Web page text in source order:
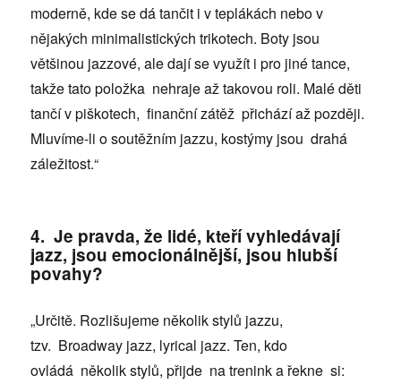
moderně, kde se dá tančit i v teplákách nebo v
nějakých minimalistických trikotech. Boty jsou
většinou jazzové, ale dají se využít i pro jiné tance,
takže tato položka nehraje až takovou roli. Malé děti
tančí v piškotech, finanční zátěž přichází až později.
Mluvíme-li o soutěžním jazzu, kostýmy jsou drahá
záležitost.“
4. Je pravda, že lidé, kteří vyhledávají
jazz, jsou emocionálnější, jsou hlubší
povahy?
„Určitě. Rozlišujeme několik stylů jazzu,
tzv. Broadway jazz, lyrical jazz. Ten, kdo
ovládá několik stylů, přijde na trenink a řekne si: